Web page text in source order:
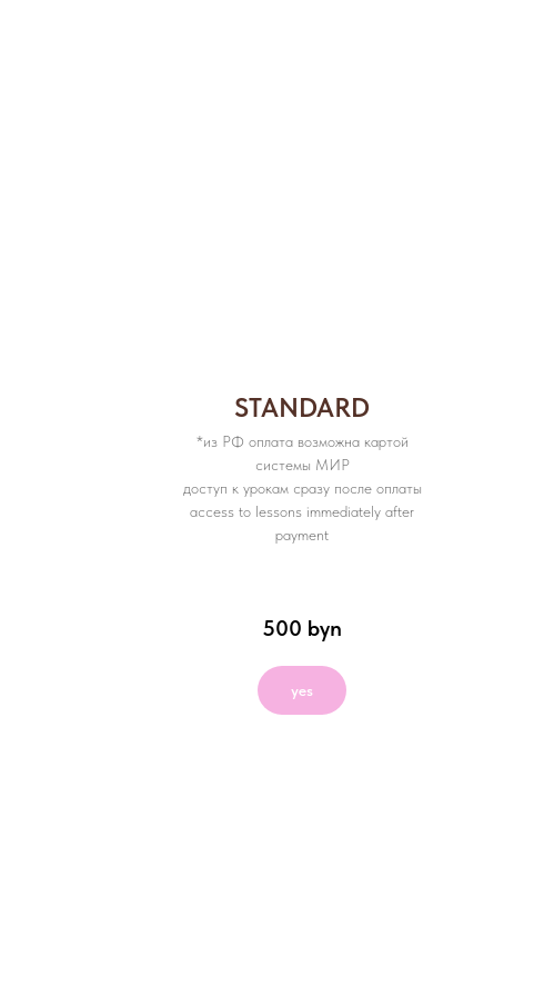
STANDARD
*из РФ оплата возможна картой
системы МИР
доступ к урокам сразу после оплаты
access to lessons immediately after
payment
500 byn
yes